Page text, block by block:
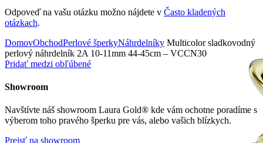
Odpoveď na vašu otázku možno nájdete v Často kladených
otázkach.
DomovObchodPerlové šperkyNáhrdelníky Multicolor sladkovodný
perlový náhrdelník 2A 10-11mm 44-45cm – VCCN30
Pridať medzi obľúbené
Showroom
Navštívte náš showroom Laura Gold® kde vám ochotne poradíme s
výberom toho pravého šperku pre vás, alebo vašich blízkych.
Prejsť na showroom